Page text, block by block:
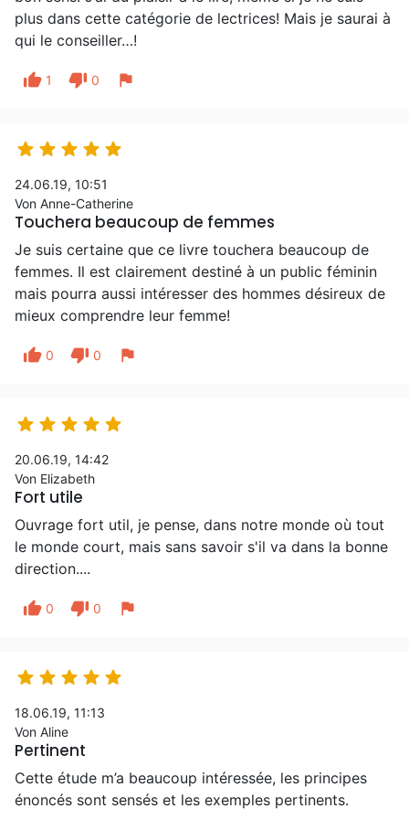
plus dans cette catégorie de lectrices! Mais je saurai à
qui le conseiller…!
thumb_up 1 thumb_down 0 flag
    
24.06.19, 10:51
Von Anne-Catherine
Touchera beaucoup de femmes
Je suis certaine que ce livre touchera beaucoup de
femmes. Il est clairement destiné à un public féminin
mais pourra aussi intéresser des hommes désireux de
mieux comprendre leur femme!
thumb_up 0 thumb_down 0 flag
    
20.06.19, 14:42
Von Elizabeth
Fort utile
Ouvrage fort util, je pense, dans notre monde où tout
le monde court, mais sans savoir s'il va dans la bonne
direction....
thumb_up 0 thumb_down 0 flag
    
18.06.19, 11:13
Von Aline
Pertinent
Cette étude m’a beaucoup intéressée, les principes
énoncés sont sensés et les exemples pertinents.